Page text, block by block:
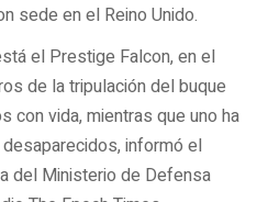
sede en el Reino Unido.
el Prestige Falcon, en el
de la tripulación del buque
con vida, mientras que uno ha
informó el
del Ministerio de Defensa